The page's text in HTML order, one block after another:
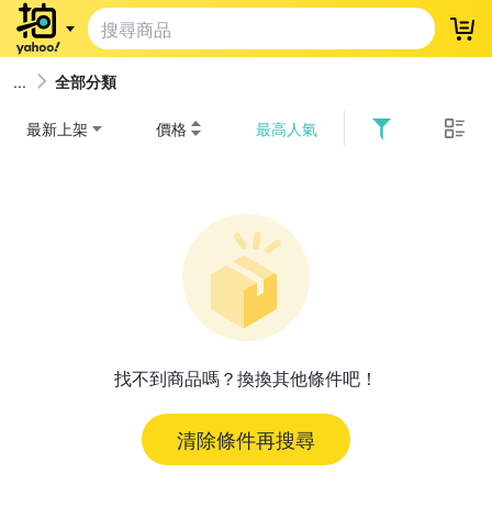
登
全部分類
最新上架 價格 最高人氣
找不到商品嗎？換換其他條件吧！
清除條件再搜尋